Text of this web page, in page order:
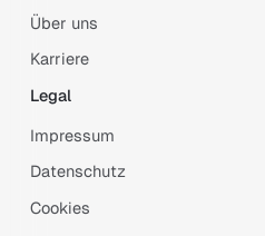
Über uns
Karriere
Legal
Impressum
Datenschutz
Cookies